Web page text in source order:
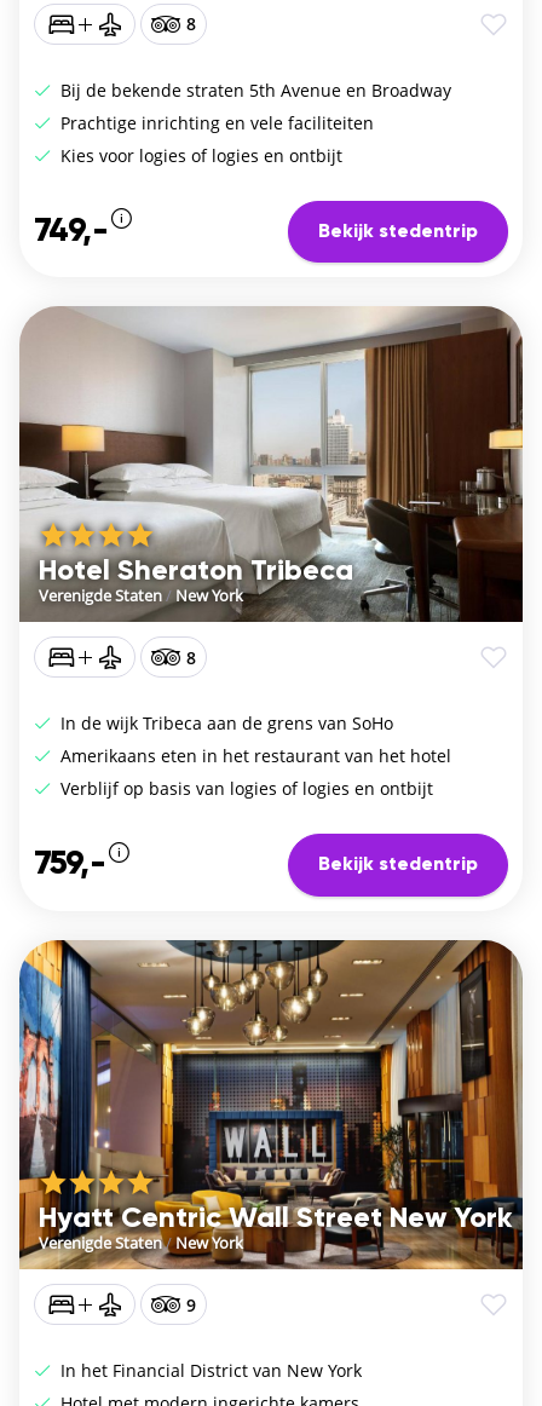
8
Bij de bekende straten 5th Avenue en Broadway
Prachtige inrichting en vele faciliteiten
Kies voor logies of logies en ontbijt
749,- Bekijk stedentrip
Hotel Sheraton Tribeca
Verenigde Staten/ New York
8
In de wijk Tribeca aan de grens van SoHo
Amerikaans eten in het restaurant van het hotel
Verblijf op basis van logies of logies en ontbijt
759,- Bekijk stedentrip
Hyatt Centric Wall Street New York
Verenigde Staten/New York
9
In het Financial District van New York